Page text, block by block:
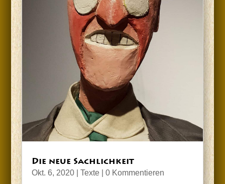
Die neue Sachlichkeit
Okt. 6, 2020| Texte| 0 Kommentieren